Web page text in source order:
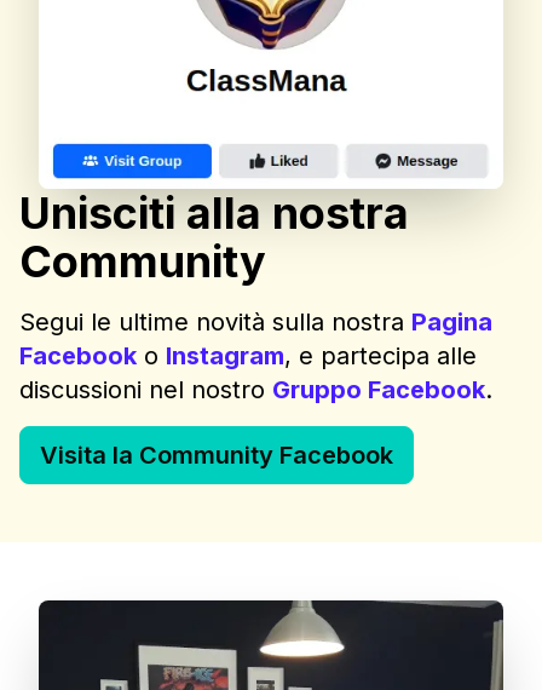
Unisciti alla nostra
Community
Segui le ultime novità sulla nostra Pagina
Facebook o Instagram, e partecipa alle
discussioni nel nostro Gruppo Facebook.
Visita la Community Facebook